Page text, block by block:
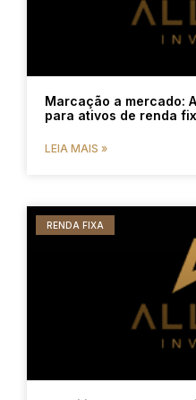
Marcação a mercado:
para ativos de renda
LEIA MAIS »
RENDA FIXA